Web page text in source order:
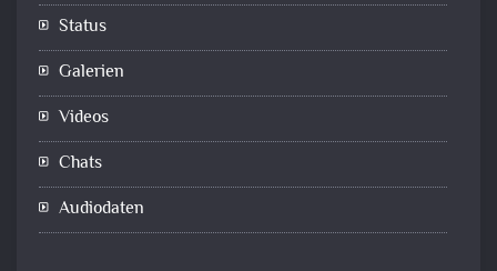
Status
Galerien
Videos
Chats
Audiodaten